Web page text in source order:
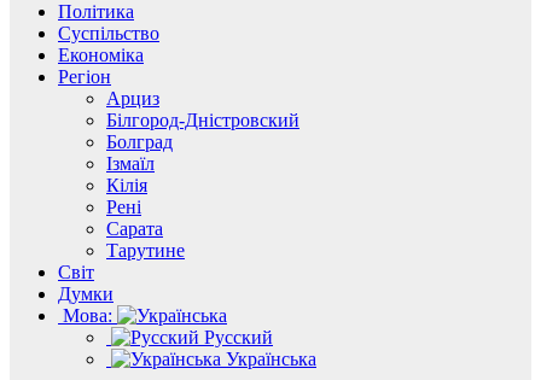
Політика
Суспільство
Економіка
Регіон
Арциз
Білгород-Дністровский
Болград
Ізмаїл
Кілія
Рені
Сарата
Тарутине
Світ
Думки
Мова:
Русский
Українська